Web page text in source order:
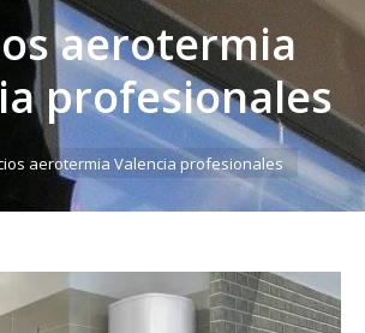
aerotermia
profesionales
aerotermia Valencia profesionales